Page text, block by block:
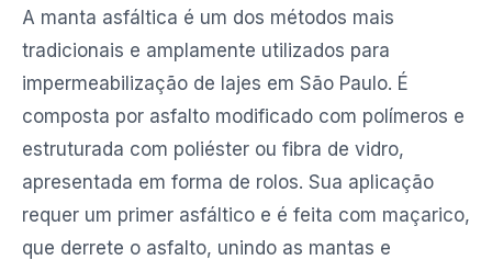
A manta asfáltica é um dos métodos mais
tradicionais e amplamente utilizados para
impermeabilização de lajes em São Paulo. É
composta por asfalto modificado com polímeros e
estruturada com poliéster ou fibra de vidro,
apresentada em forma de rolos. Sua aplicação
requer um primer asfáltico e é feita com maçarico,
que derrete o asfalto, unindo as mantas e